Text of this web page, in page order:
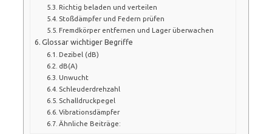
Richtig beladen und verteilen
Stoßdämpfer und Federn prüfen
Fremdkörper entfernen und Lager überwachen
Glossar wichtiger Begriffe
Dezibel (dB)
dB(A)
Unwucht
Schleuderdrehzahl
Schalldruckpegel
Vibrationsdämpfer
Ähnliche Beiträge: